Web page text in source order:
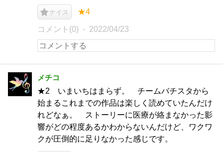
ナイス ★4
コメント(0) 2022/04/23
メチコ
★2 いまいちはまらず。 チームバチスタから
始まるこれまでの作品は楽しく読めていたんだけ
れどなぁ。 ストーリーに医療が絡まなかった影
響がどの程度あるかわからないんだけど、ワクワ
クが圧倒的に足りなかった感じです。